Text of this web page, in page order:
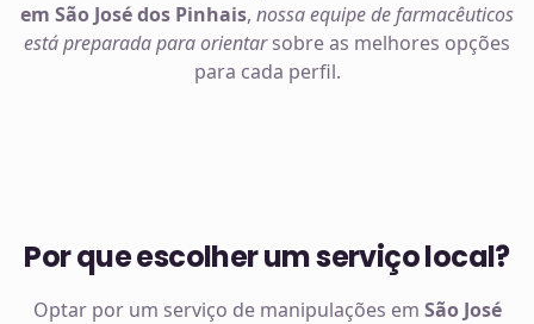
em São José dos Pinhais, nossa equipe de farmacêuticos
está preparada para orientarsobre as melhores opções
para cada perfil.
Por que escolher um serviço local?
Optar por um serviço de manipulações em São José